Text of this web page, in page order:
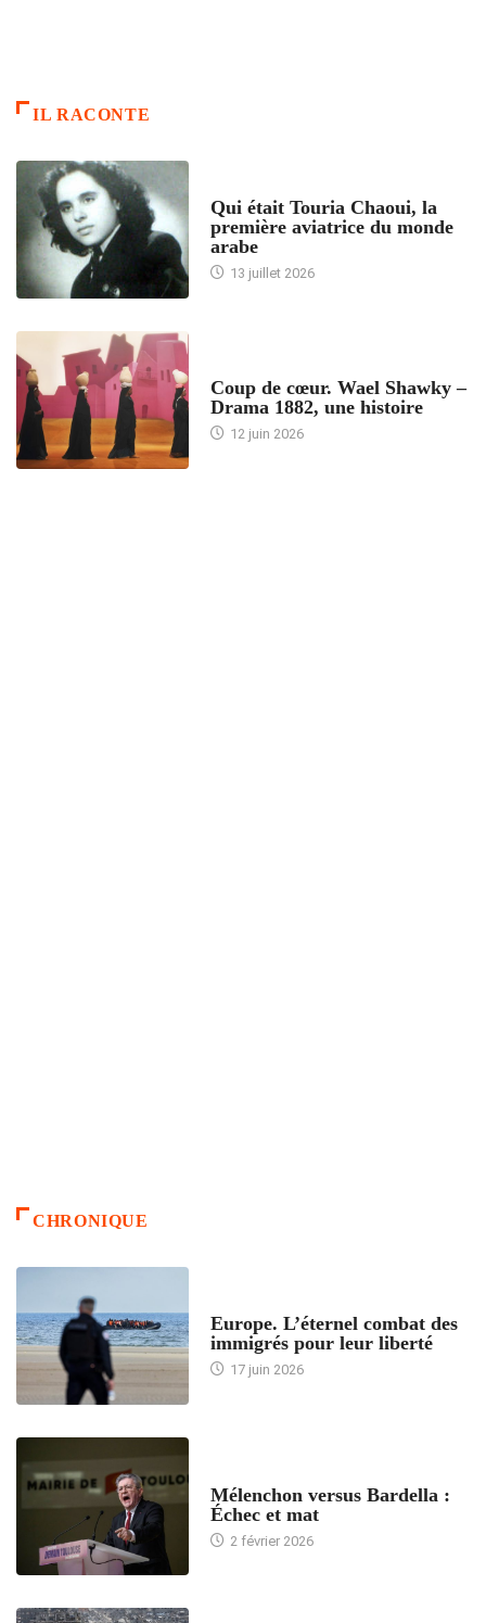
IL RACONTE
Qui était Touria Chaoui, la
première aviatrice du monde
arabe
13 juillet 2026
Coup de cœur. Wael Shawky –
Drama 1882, une histoire
12 juin 2026
CHRONIQUE
Europe. L’éternel combat des
immigrés pour leur liberté
17 juin 2026
Mélenchon versus Bardella :
Échec et mat
2 février 2026